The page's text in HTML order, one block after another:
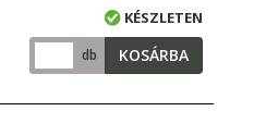
KÉSZLETEN
db KOSÁRBA